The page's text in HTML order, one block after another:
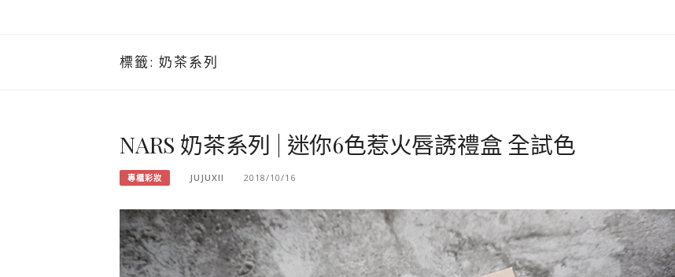
標籤: 奶茶系列
NARS 奶茶系列 | 迷你6色惹火唇誘禮盒 全試色
專櫃彩妝 JUJUXII 2018/10/16